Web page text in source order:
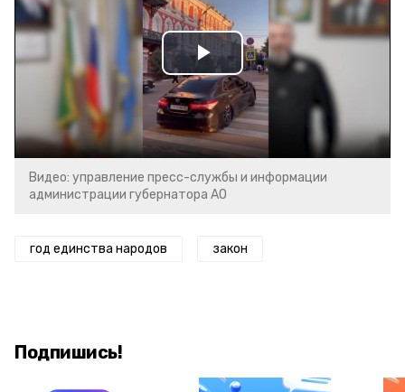
Play
Video
Видео: управление пресс-службы и информации
администрации губернатора АО
год единства народов закон
Подпишись!